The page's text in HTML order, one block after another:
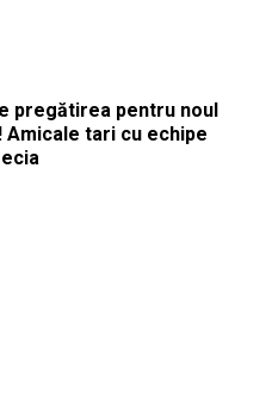
pregătirea pentru noul
Amicale tari cu echipe